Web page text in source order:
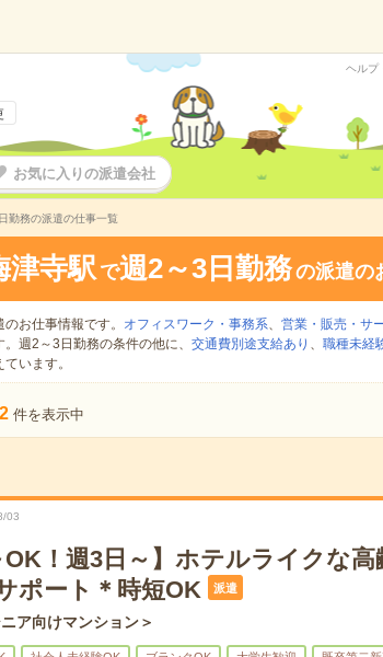
ヘルプ
お気に入りの派遣会社
勤務の派遣の仕事一覧
津寺駅 で週2～3日勤務の派遣の
お仕事情報です。 オフィスワーク・事務系、 営業・販売・サ
。週2～3日勤務の条件の他に、 交通費別途支給あり 、 職種未経
います。
2 件を表示中
03
OK！週3日～】ホテルライクな
ポート＊時短OK
派遣
ニア向けマンション＞